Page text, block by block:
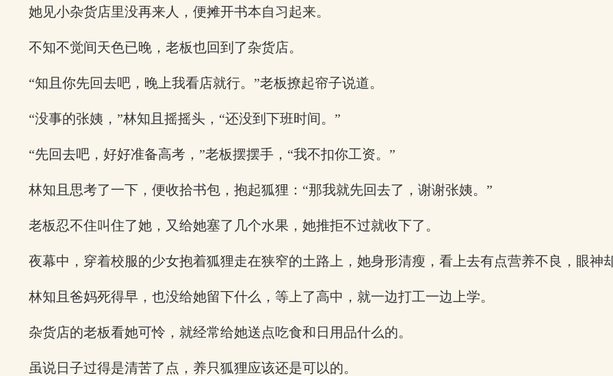
她见小杂货店里没再来人，便摊开书本自习起来。
不知不觉间天色已晚，老板也回到了杂货店。
“知且你先回去吧，晚上我看店就行。”老板撩起帘子说道。
“没事的张姨，”林知且摇摇头，“还没到下班时间。”
“先回去吧，好好准备高考，”老板摆摆手，“我不扣你工资。”
林知且思考了一下，便收拾书包，抱起狐狸：“那我就先回去了，谢谢张姨。”
老板忍不住叫住了她，又给她塞了几个水果，她推拒不过就收下了。
夜幕中，穿着校服的少女抱着狐狸走在狭窄的土路上，她身形清瘦，看上去有点营养不良，眼神
林知且爸妈死得早，也没给她留下什么，等上了高中，就一边打工一边上学。
杂货店的老板看她可怜，就经常给她送点吃食和日用品什么的。
虽说日子过得是清苦了点，养只狐狸应该还是可以的。